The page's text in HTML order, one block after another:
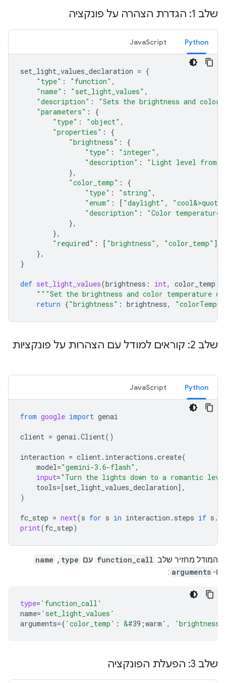
שלב 1: הגדרת הצהרה על פונקציה
Python
JavaScript
set_light_values_declaration = {
"type" : "function" ,
"name" : "set_light_values" ,
"description" :
"Sets the brightness and
"parameters" :
{
"type" : "object" ,
"properties" :
{
"brightness" :
{
"type" : "integer" ,
"description" :
"Light level from
},
"color_temp" :
{
"type" : "string" ,
"enum" : [ "daylight" , "cool&>quot;
"description" : "Color temperature"
},
},
"required" : [ "brightness" , "color_temp" ],
},
}
def set_light_values(brightness : int, color_temp
"""Set the brightness and color temperature
return {"brightness" : brightness,
שלב 2: קוראים למודל עם הצהרות על פונקציות
Python
JavaScript
from google import genai
client = genai .Client()
interaction = client. interactions .create(
model="gemini-3.6-flash" ,
input="Turn the lights down to a romantic
tools= [set_light_values_declaration],
)
fc_step = next(s for s in interaction . steps if s .
print(fc_step)
המודל מחזיר שלב function_call עם type
,
name
ו- arguments
:
type= 'function_call'
name= 'set_light_values'
arguments={ 'color_temp' : &#39;warm' , 'brightness'
שלב 3: הפעלת הפונקציה